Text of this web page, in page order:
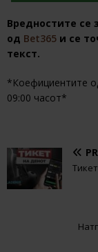
Вредностите се
од Bet365 и се
текст.
*Коефициентите
09:00 часот*